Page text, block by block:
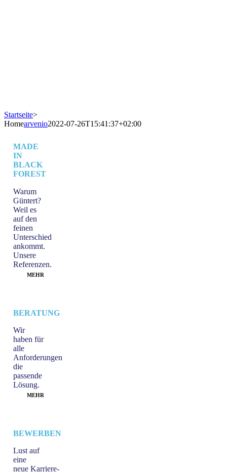
Startseite>
Homearvenio2022-07-26T15:41:37+02:00
MADE
IN
BLACK
FOREST
Warum
Güntert?
Weil es
auf den
feinen
Unterschied
ankommt.
Unsere
Referenzen.
MEHR
BERATUNG
Wir
haben für
alle
Anforderungen
die
passende
Lösung.
MEHR
BEWERBEN
Lust auf
eine
neue Karriere-